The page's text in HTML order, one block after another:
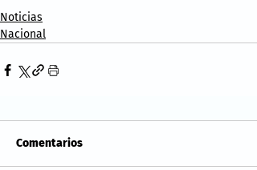
Noticias
Nacional
Comentarios